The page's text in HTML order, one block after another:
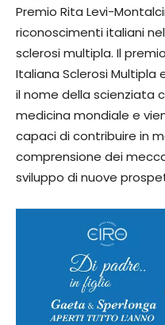
Premio Rita Levi-
riconoscimenti italiani
sclerosi multipla. Il
Italiana Sclerosi Multipla
il nome della scienziata
medicina mondiale e
capaci di contribuire in
comprensione dei
sviluppo di nuove